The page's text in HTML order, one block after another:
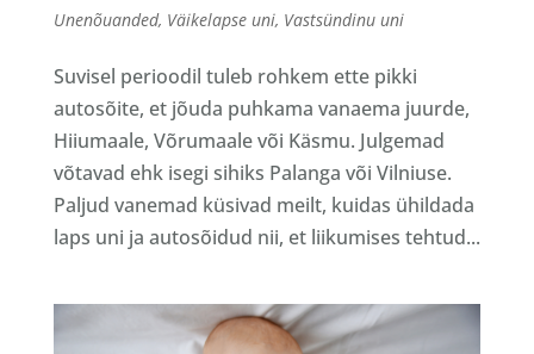
Unenõuanded, Väikelapse uni, Vastsündinu uni
Suvisel perioodil tuleb rohkem ette pikki
autosõite, et jõuda puhkama vanaema juurde,
Hiiumaale, Võrumaale või Käsmu. Julgemad
võtavad ehk isegi sihiks Palanga või Vilniuse.
Paljud vanemad küsivad meilt, kuidas ühildada
laps uni ja autosõidud nii, et liikumises tehtud...